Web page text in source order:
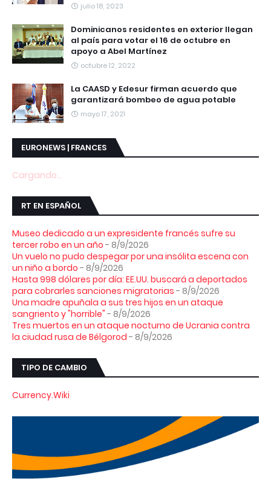
julio 18, 2023
Dominicanos residentes en exterior llegan
al país para votar el 16 de octubre en
apoyo a Abel Martínez
octubre 12, 2022
La CAASD y Edesur firman acuerdo que
garantizará bombeo de agua potable
mayo 17, 2021
EURONEWS | FRANCES
Cargando...
RT EN ESPAÑOL
Museo dedicado a un expresidente francés sufre su
tercer robo en un año - 8/9/2026
Un vuelo no pudo despegar por una insólita escena con
un niño a bordo - 8/9/2026
Hasta 998 dólares por día: EE.UU. buscará a deportados
para cobrarles sanciones migratorias - 8/9/2026
Una madre apuñala a sus tres hijos en un ataque
sangriento y "horrible" - 8/9/2026
Tres muertos en un ataque nocturno de Ucrania contra
la ciudad rusa de Bélgorod - 8/9/2026
TIPO DE CAMBIO
Currency.Wiki